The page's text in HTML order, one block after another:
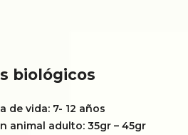
biológicos
de vida: 7- 12 años
animal adulto: 35gr – 45gr